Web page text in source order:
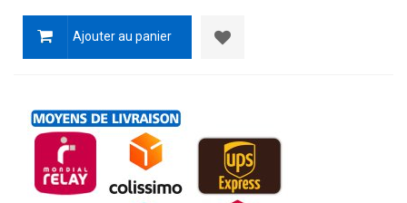
Ajouter au panier